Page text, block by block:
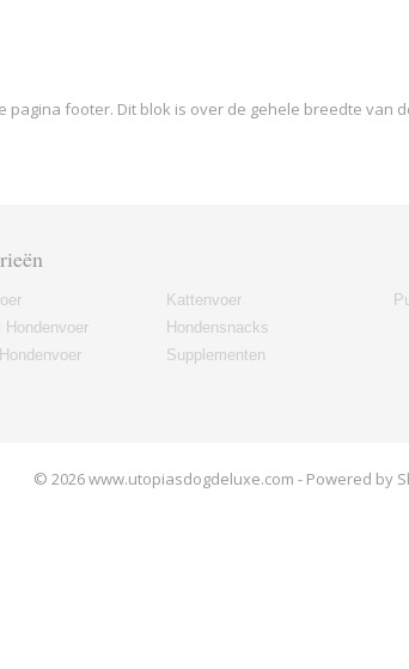
pagina footer. Dit blok is over de gehele breedte van
Hondenvoer
Kattenvoer
Hondensnacks
Supplementen
© 2026 www.utopiasdogdeluxe.com - Powered by